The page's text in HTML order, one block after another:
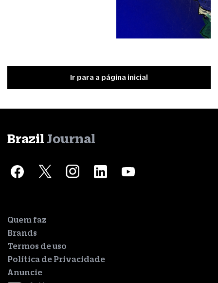
Ir para a página inicial
Brazil Journal
Quem faz
Brands
Termos de uso
Política de Privacidade
Anuncie